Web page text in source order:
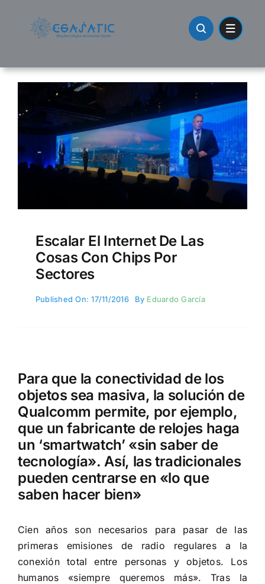
Escalar El Internet De Las
Cosas Con Chips Por
Sectores
Published On: 17/11/2016 By Eduardo García
Para que la conectividad de los
objetos sea masiva, la solución de
Qualcomm permite, por ejemplo,
que un fabricante de relojes haga
un ‘smartwatch’ «sin saber de
tecnología». Así, las tradicionales
pueden centrarse en «lo que
saben hacer bien»
Cien años son necesarios para pasar de las
primeras emisiones de radio regulares a la
conexión total entre personas y objetos. Los
humanos «siempre queremos más». Tras la